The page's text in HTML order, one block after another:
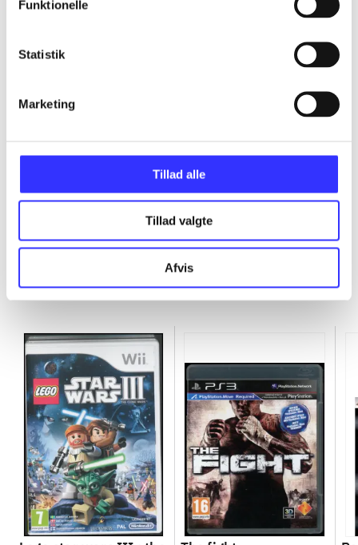
Funktionelle
Statistik
Marketing
Tillad alle
Tillad valgte
Afvis
Minder om